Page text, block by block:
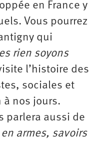
en France y
Vous pourrez
qui
rien soyons
l’histoire des
sociales et
nos jours.
parlera aussi de
en armes, savoirs